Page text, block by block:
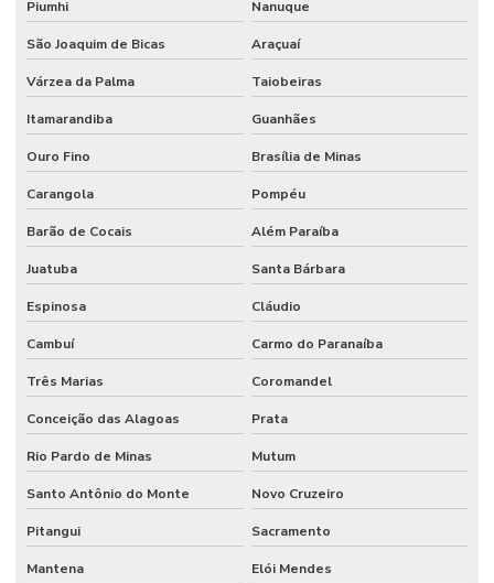
Piumhi Nanuque
São Joaquim de Bicas Araçuaí
Várzea da Palma Taiobeiras
Itamarandiba Guanhães
Ouro Fino Brasília de Minas
Carangola Pompéu
Barão de Cocais Além Paraíba
Juatuba Santa Bárbara
Espinosa Cláudio
Cambuí Carmo do Paranaíba
Três Marias Coromandel
Conceição das Alagoas Prata
Rio Pardo de Minas Mutum
Santo Antônio do Monte Novo Cruzeiro
Pitangui Sacramento
Mantena Elói Mendes